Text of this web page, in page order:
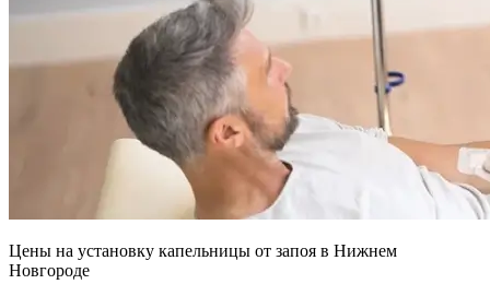
Цены на установку капельницы от запоя в Нижнем
Новгороде